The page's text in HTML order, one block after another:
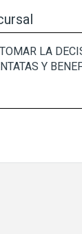
LA
Y